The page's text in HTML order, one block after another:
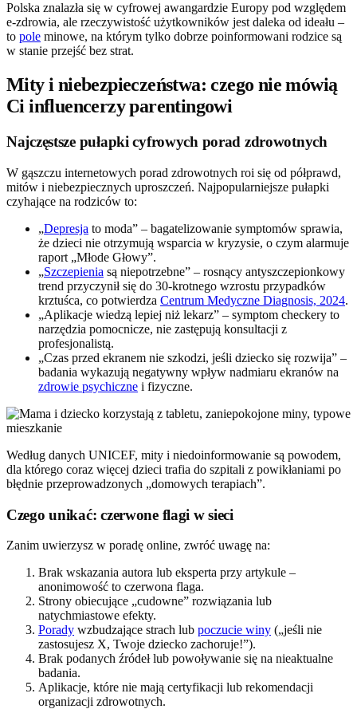
Polska znalazła się w cyfrowej awangardzie Europy pod względem
e-zdrowia, ale rzeczywistość użytkowników jest daleka od ideału –
to pole minowe, na którym tylko dobrze poinformowani rodzice są
w stanie przejść bez strat.
Mity i niebezpieczeństwa: czego nie mówią
Ci influencerzy parentingowi
Najczęstsze pułapki cyfrowych porad zdrowotnych
W gąszczu internetowych porad zdrowotnych roi się od półprawd,
mitów i niebezpiecznych uproszczeń. Najpopularniejsze pułapki
czyhające na rodziców to:
„Depresja to moda” – bagatelizowanie symptomów sprawia,
że dzieci nie otrzymują wsparcia w kryzysie, o czym alarmuje
raport „Młode Głowy”.
„Szczepienia są niepotrzebne” – rosnący antyszczepionkowy
trend przyczynił się do 30-krotnego wzrostu przypadków
krztuśca, co potwierdza Centrum Medyczne Diagnosis, 2024.
„Aplikacje wiedzą lepiej niż lekarz” – symptom checkery to
narzędzia pomocnicze, nie zastępują konsultacji z
profesjonalistą.
„Czas przed ekranem nie szkodzi, jeśli dziecko się rozwija” –
badania wykazują negatywny wpływ nadmiaru ekranów na
zdrowie psychiczne i fizyczne.
Według danych UNICEF, mity i niedoinformowanie są powodem,
dla którego coraz więcej dzieci trafia do szpitali z powikłaniami po
błędnie przeprowadzonych „domowych terapiach”.
Czego unikać: czerwone flagi w sieci
Zanim uwierzysz w poradę online, zwróć uwagę na:
Brak wskazania autora lub eksperta przy artykule –
anonimowość to czerwona flaga.
Strony obiecujące „cudowne” rozwiązania lub
natychmiastowe efekty.
Porady wzbudzające strach lub poczucie winy („jeśli nie
zastosujesz X, Twoje dziecko zachoruje!”).
Brak podanych źródeł lub powoływanie się na nieaktualne
badania.
Aplikacje, które nie mają certyfikacji lub rekomendacji
organizacji zdrowotnych.